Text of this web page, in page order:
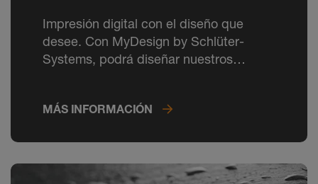
Impresión digital con el diseño que
desee. Con MyDesign by Schlüter-
Systems, podrá diseñar nuestros
MÁS INFORMACIÓN